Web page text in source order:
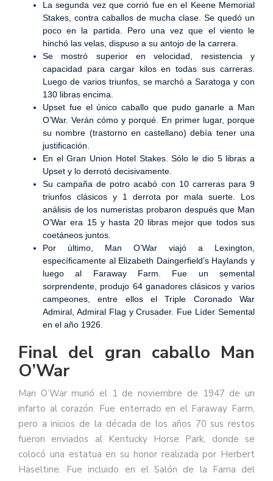
La segunda vez que corrió fue en el Keene Memorial
Stakes, contra caballos de mucha clase. Se quedó un
poco en la partida. Pero una vez que el viento le
hinchó las velas, dispuso a su antojo de la carrera.
Se mostró superior en velocidad, resistencia y
capacidad para cargar kilos en todas sus carreras.
Luego de varios triunfos, se marchó a Saratoga y con
130 libras encima.
Upset fue el único caballo que pudo ganarle a Man
O’War. Verán cómo y porqué. En primer lugar, porque
su nombre (trastorno en castellano) debía tener una
justificación.
En el Gran Union Hotel Stakes. Sólo le dio 5 libras a
Upset y lo derrotó decisivamente.
Su campaña de potro acabó con 10 carreras para 9
triunfos clásicos y 1 derrota por mala suerte. Los
análisis de los numeristas probaron después que Man
O’War era 15 y hasta 20 libras mejor que todos sus
coetáneos juntos.
Por último, Man O’War viajó a Lexington,
específicamente al Elizabeth Daingerfield’s Haylands y
luego al Faraway Farm. Fue un semental
sorprendente, produjo 64 ganadores clásicos y varios
campeones, entre ellos el Triple Coronado War
Admiral, Admiral Flag y Crusader. Fue Líder Semental
en el año 1926.
Final del gran caballo Man
O’War
Man O’War murió el 1 de noviembre de 1947 de un
infarto al corazón. Fue enterrado en el Faraway Farm,
pero a inicios de la década de los años 70 sus restos
fueron enviados al Kentucky Horse Park, donde se
colocó una estatua en su honor realizada por Herbert
Haseltine. Fue incluido en el Salón de la Fama del